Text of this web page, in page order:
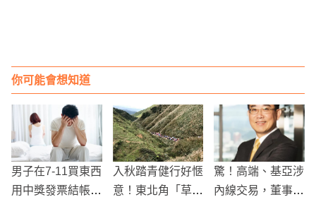
你可能會想知道
男子在7-11買東西
用中獎發票結帳，
入秋踏青健行好愜
意！東北角「草嶺
驚！高端、基亞涉
內線交易，董事長